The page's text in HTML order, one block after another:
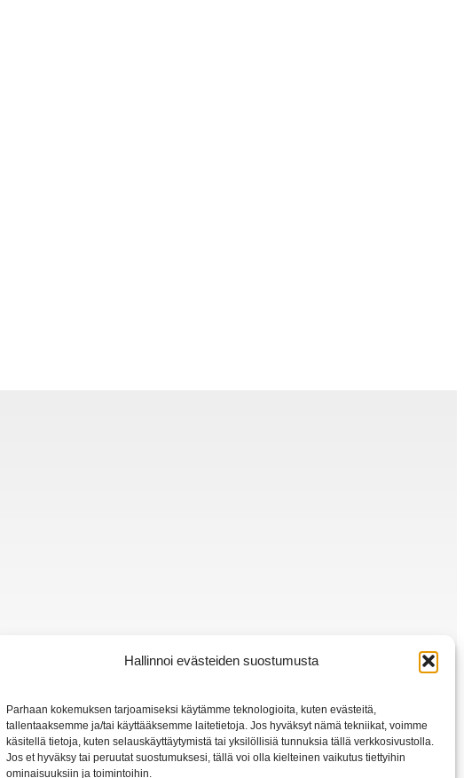
Hallinnoi evästeiden suostumusta
Parhaan kokemuksen tarjoamiseksi käytämme teknologioita, kuten evästeitä,
tallentaaksemme ja/tai käyttääksemme laitetietoja. Jos hyväksyt nämä tekniikat, voimme
käsitellä tietoja, kuten selauskäyttäytymistä tai yksilöllisiä tunnuksia tällä verkkosivustolla.
Jos et hyväksy tai peruutat suostumuksesi, tällä voi olla kielteinen vaikutus tiettyihin
ominaisuuksiin ja toimintoihin.